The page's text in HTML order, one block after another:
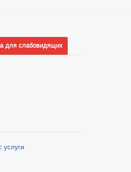
для слабовидящих